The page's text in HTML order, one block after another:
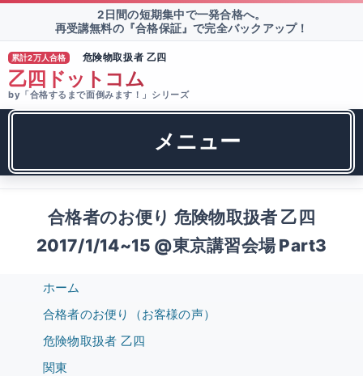
2日間の短期集中で一発合格へ。
再受講無料の『合格保証』で完全バックアップ！
累計2万人合格 危険物取扱者 乙四
乙四ドットコム
by「合格するまで面倒みます！」シリーズ
メニュー
合格者のお便り 危険物取扱者 乙四
2017/1/14~15 @東京講習会場 Part3
ホーム
合格者のお便り（お客様の声）
危険物取扱者 乙四
関東